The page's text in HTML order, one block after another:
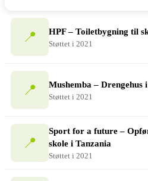
📍 HPF – Toiletbygning til
Støttet i 2021
📍 Mushemba – Drengehus
Støttet i 2021
📍
Sport for a future –
skole i Tanzania
Støttet i 2021